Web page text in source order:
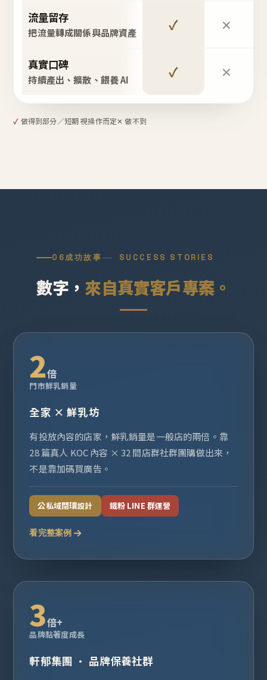
流量留存
把流量轉成關係與品牌資產 ✓ ✕
真實口碑
持續產出、擴散、餵養 AI ✓ ✕
✓ 做得到部分／短期 視操作而定✕ 做不到
06成功故事 SUCCESS STORIES
數字， 來自真實客戶專案。
2倍
門市鮮乳銷量
全家 × 鮮乳坊
有投放內容的店家，鮮乳銷量是一般店的兩倍。靠
28 篇真人 KOC 內容 × 32 間店群社群團購做出來，
不是靠加碼買廣告。
公私域閉環設計 鐵粉 LINE 群運營
看完整案例
3倍+
品牌黏著度成長
軒郁集團 · 品牌保養社群